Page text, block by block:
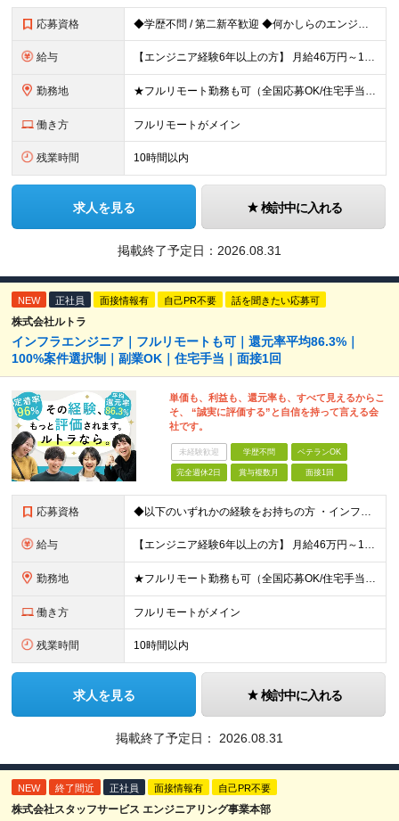
応募資格 ◆学歴不問 / 第二新卒歓迎 ◆何かしらのエンジニア経験をお持ちの方 （言語・期間・フェーズ不問） 経験浅めの方も遠慮なくご応募ください！ ■入社前Q＆A ────── ◎実力に見合った報酬が手に
給与 【エンジニア経験6年以上の方】 月給46万円～100万円（固定残業代含む） ※上記月給には月30時間分の固定残業代（月8万7,400円～月19万円）を含む。超過分は全額支給。 【エンジニア経験4年以
勤務地 ★フルリモート勤務も可（全国応募OK/住宅手当を支給します） ※案件によって常駐が必要になる場合があります。 ※希望がない限り、転勤はありません ※U・Iターン歓迎 ★ルトラの社員は全国各地で活躍中
働き方 フルリモートがメイン
残業時間 10時間以内
求人を見る 検討中に入れる
掲載終了予定日： 2026.08.31
NEW 正社員 面接情報有 自己PR不要 話を聞きたい応募可
株式会社ルトラ
インフラエンジニア｜フルリモートも可｜還元率平均86.3%｜
100%案件選択制｜副業OK｜住宅手当｜面接1回
単価も、利益も、還元率も、すべて見えるからこ
そ、 “誠実に評価する”と自信を持って言える会
社です。
未経験歓迎 学歴不問 ベテランOK
完全週休2日 賞与複数月 面接1回
応募資格 ◆以下のいずれかの経験をお持ちの方 ・インフラ設計・構築の実務経験（オンプレ/クラウドどちらもOK） ・クラウド環境下での運用保守に関する実務経験 ◆学歴不問 ＜こんな方は特に歓迎します＞ ◎これま
給与 【エンジニア経験6年以上の方】 月給46万円～100万円（固定残業代含む） ※上記月給には月30時間分の固定残業代（月8万7,400円～月19万円）を含む。超過分は全額支給。 【エンジニア経験4年以
勤務地 ★フルリモート勤務も可（全国応募OK/住宅手当を支給します） ※案件によって常駐が必要になる場合があります。 ※希望がない限り、転勤はありません ※U・Iターン歓迎 ★ルトラの社員は全国各地で活躍中
働き方 フルリモートがメイン
残業時間 10時間以内
求人を見る 検討中に入れる
掲載終了予定日： 2026.08.31
NEW 終了間近 正社員 面接情報有 自己PR不要
株式会社スタッフサービス エンジニアリング事業本部